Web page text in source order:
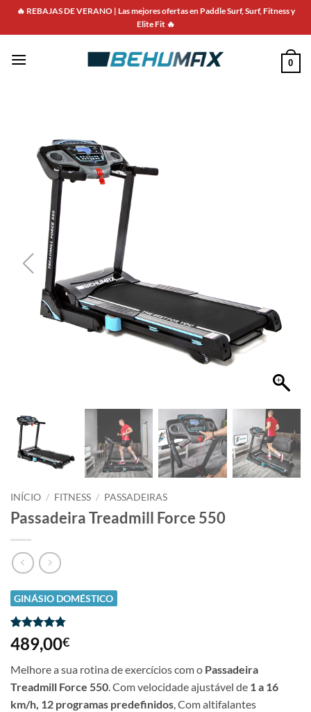
🔥 REBAJAS DE VERANO | Las mejores ofertas en Paddle Surf, Surf, Fitness y
Elite Fit 🔥
0
INÍCIO / FITNESS / PASSADEIRAS
Passadeira Treadmill Force 550
GINÁSIO DOMÉSTICO
Classificado
com4.76
base em
17
classificações
de clientes
489,00€
Melhore a sua rotina de exercícios com o Passadeira
Treadmill Force 550. Com velocidade ajustável de 1 a 16
km/h, 12 programas predefinidos, Com altifalantes